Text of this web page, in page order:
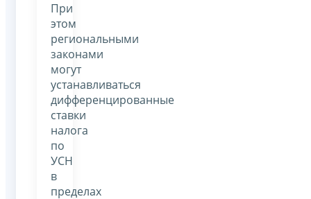
При
этом
региональными
законами
могут
устанавливаться
дифференцированные
ставки
налога
по
УСН
в
пределах